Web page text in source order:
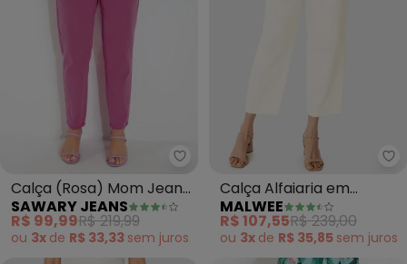
Sawary Jeans - Calça (Rosa)
Calça (Rosa) Mom Jeans
com Bolsos Sawary
SAWARY JEANS
R$ 99,99R$ 219,99
ou 3x de R$ 33,33 sem juros
Calça Alfaiaria em
Algodão Sarjado (Off
White)
MALWEE
R$ 107,55R$ 239,00
ou 3x de R$ 35,85 sem juros